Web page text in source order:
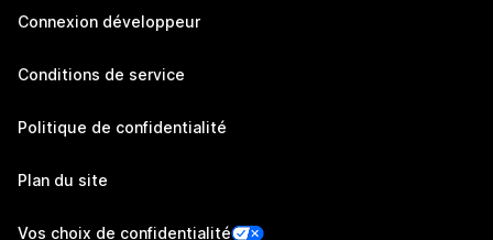
Connexion développeur
Conditions de service
Politique de confidentialité
Plan du site
Vos choix de confidentialité